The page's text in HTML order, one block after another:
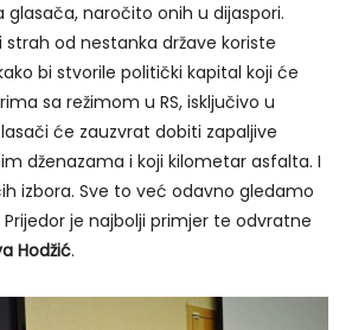
glasača, naročito onih u dijaspori.
od nestanka države koriste
bi stvorile politički kapital koji će
sa režimom u RS, isključivo u
će zauzvrat dobiti zapaljive
dženazama i koji kilometar asfalta. I
izbora. Sve to već odavno gledamo
je najbolji primjer te odvratne
Hodžić.